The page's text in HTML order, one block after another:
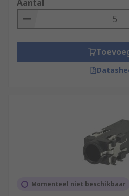
Aantal
Momenteel niet beschikbaar